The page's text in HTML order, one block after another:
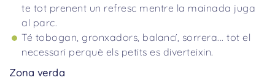
te tot prenent un refresc mentre la mainada juga
al parc.
Té tobogan, gronxadors, balancí, sorrera... tot el
necessari perquè els petits es diverteixin.
Zona verda